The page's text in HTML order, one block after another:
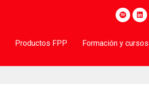
Productos FPP Formación y cursos